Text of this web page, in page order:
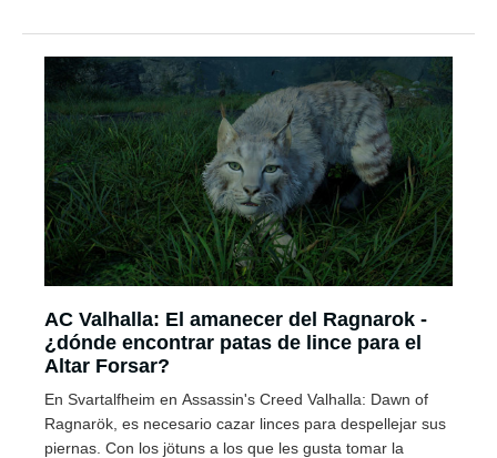
AC Valhalla: El amanecer del Ragnarok -
¿dónde encontrar patas de lince para el
Altar Forsar?
En Svartalfheim en Assassin's Creed Valhalla: Dawn of
Ragnarök, es necesario cazar linces para despellejar sus
piernas. Con los jötuns a los que les gusta tomar la